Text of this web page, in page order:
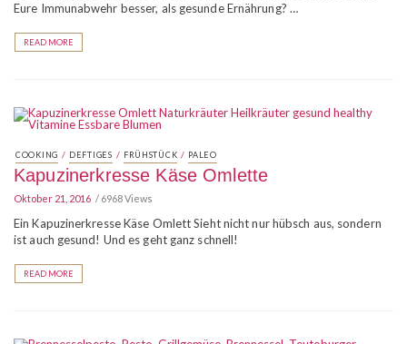
Eure Immunabwehr besser, als gesunde Ernährung? …
READ MORE
COOKING / DEFTIGES / FRÜHSTÜCK / PALEO
Kapuzinerkresse Käse Omlette
Oktober 21, 2016 6968 Views
Ein Kapuzinerkresse Käse Omlett Sieht nicht nur hübsch aus, sondern
ist auch gesund! Und es geht ganz schnell!
READ MORE